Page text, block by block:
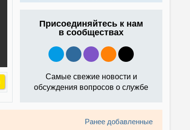
Присоединяйтесь к нам
в сообществах
Самые свежие новости и
обсуждения вопросов о службе
Ранее добавленные